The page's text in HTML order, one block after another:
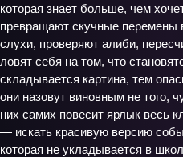
которая знает больше, чем
превращают скучные перемены
слухи, проверяют алиби,
ловят себя на том, что
складывается картина, тем
они назовут виновным не того,
них самих повесит ярлык весь
— искать красивую версию
которая не укладывается в